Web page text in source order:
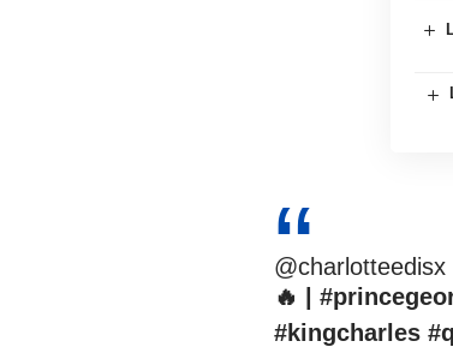
@charlotteedisx
🔥 |
#kingcharles